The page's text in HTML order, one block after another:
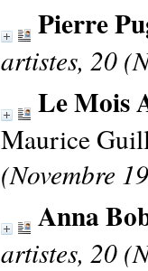
Pierre
artistes, 20
Le Mois
Maurice
(Novembre
Anna
artistes, 20